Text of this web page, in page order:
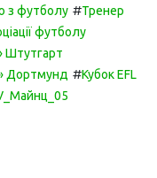
з футболу #Тренер
футболу
Штутгарт
Дортмунд #Кубок EFL